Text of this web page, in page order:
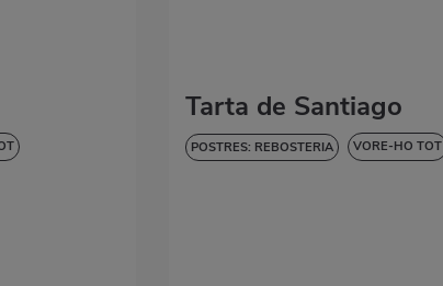
Tarta de Santiago
POSTRES: REBOSTERIA VORE-HO TOT